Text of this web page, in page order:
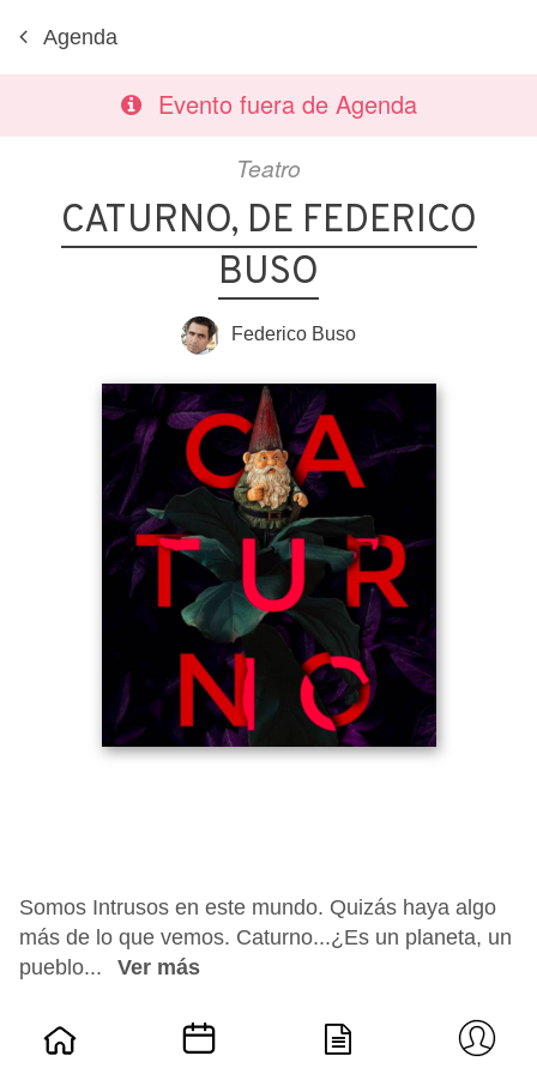
Agenda
Evento fuera de Agenda
Teatro
CATURNO, DE FEDERICO
BUSO
Federico Buso
Somos Intrusos en este mundo. Quizás haya algo
más de lo que vemos. Caturno...¿Es un planeta, un
pueblo...
Ver más